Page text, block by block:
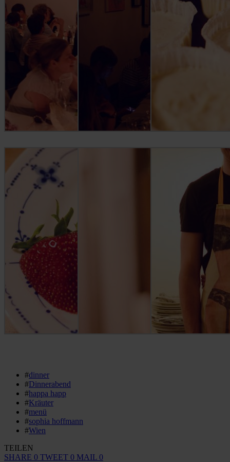
#dinner
#Dinnerabend
#happa happ
#Kräuter
#menü
#sophia hoffmann
#Wien
TEILEN
SHARE 0 TWEET 0 MAIL 0